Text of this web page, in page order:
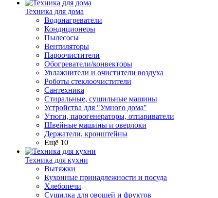
Техника для дома
Водонагреватели
Кондиционеры
Пылесосы
Вентиляторы
Пароочистители
Обогреватели/конвекторы
Увлажнители и очистители воздуха
Роботы стеклоочистители
Сантехника
Стиральные, сушильные машины
Устройства для "Умного дома"
Утюги, парогенераторы, отпариватели
Швейные машины и оверлоки
Держатели, кронштейны
Ещё 10
Техника для кухни
Вытяжки
Кухонные принадлежности и посуда
Хлебопечи
Сушилка для овощей и фруктов